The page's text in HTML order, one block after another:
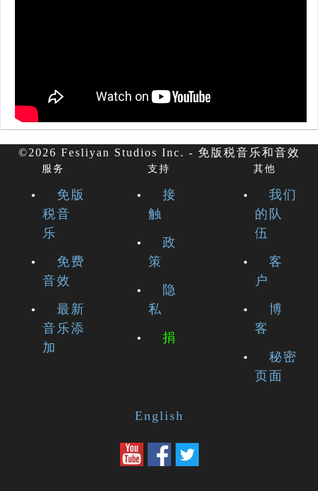
©2026 Fesliyan Studios Inc. - 免版税音乐和音效
服务
免版
税音
乐
免费
音效
最新
音乐添
加
支持
接
触
政
策
隐
私
捐
其他
我们
的队
伍
客
户
博
客
秘密
页面
English